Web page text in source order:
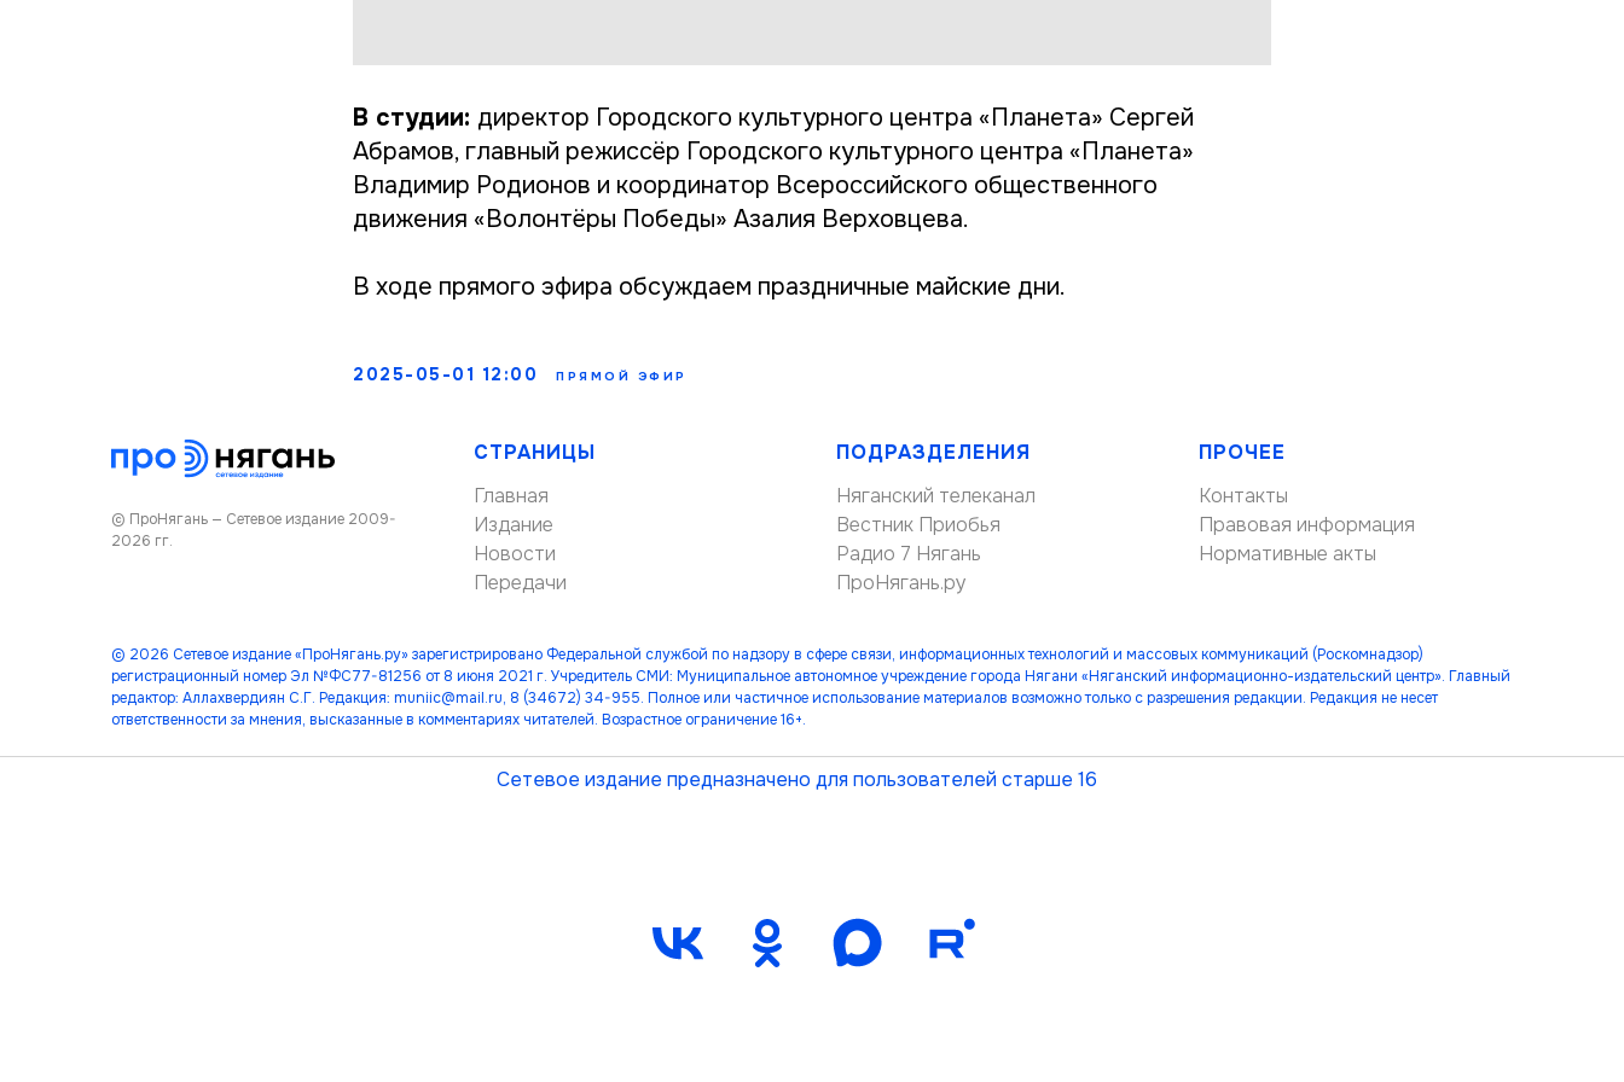
В студии: директор Городского культурного центра «Планета» Сергей
Абрамов, главный режиссёр Городского культурного центра «Планета»
Владимир Родионов и координатор Всероссийского общественного
движения «Волонтёры Победы» Азалия Верховцева.
В ходе прямого эфира обсуждаем праздничные майские дни.
2025-05-01 12:00 ПРЯМОЙ ЭФИР
© ПроНягань — Сетевое издание 2009-
2026 гг.
СТРАНИЦЫ
Главная
Издание
Новости
Передачи
ПОДРАЗДЕЛЕНИЯ
Няганский телеканал
Вестник Приобья
Радио 7 Нягань
ПроНягань.ру
ПРОЧЕЕ
Контакты
Правовая информация
Нормативные акты
© 2026 Сетевое издание «ПроНягань.ру» зарегистрировано Федеральной службой по надзору в сфере связи, информационных технологий и массовых коммуникаций (Роскомнадзор)
регистрационный номер Эл №ФС77-81256 от 8 июня 2021 г. Учредитель СМИ: Муниципальное автономное учреждение города Нягани «Няганский информационно-издательский центр». Главный
редактор: Аллахвердиян С.Г. Редакция: muniic@mail.ru, 8 (34672) 34-955. Полное или частичное использование материалов возможно только с разрешения редакции. Редакция не несет
ответственности за мнения, высказанные в комментариях читателей. Возрастное ограничение 16+.
Сетевое издание предназначено для пользователей старше 16